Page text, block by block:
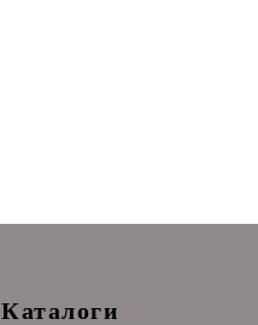
Каталоги